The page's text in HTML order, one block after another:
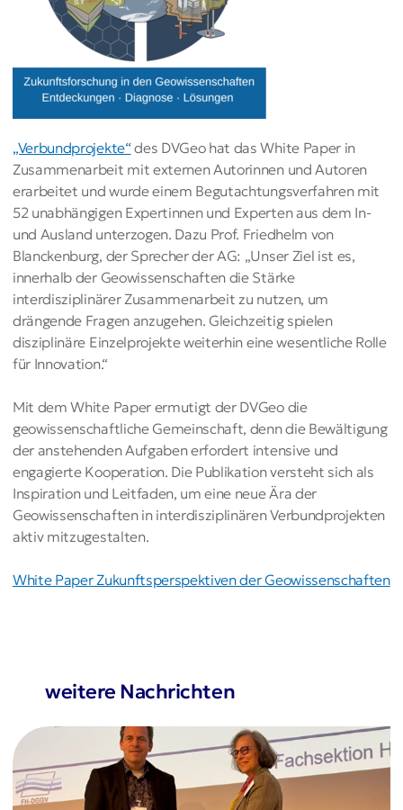
„Verbundprojekte“des DVGeo hat das White Paper in
Zusammenarbeit mit externen Autorinnen und Autoren
erarbeitet und wurde einem Begutachtungsverfahren mit
52 unabhängigen Expertinnen und Experten aus dem In-
und Ausland unterzogen. Dazu Prof. Friedhelm von
Blanckenburg, der Sprecher der AG: „Unser Ziel ist es,
innerhalb der Geowissenschaften die Stärke
interdisziplinärer Zusammenarbeit zu nutzen, um
drängende Fragen anzugehen. Gleichzeitig spielen
disziplinäre Einzelprojekte weiterhin eine wesentliche Rolle
für Innovation.“
Mit dem White Paper ermutigt der DVGeo die
geowissenschaftliche Gemeinschaft, denn die Bewältigung
der anstehenden Aufgaben erfordert intensive und
engagierte Kooperation. Die Publikation versteht sich als
Inspiration und Leitfaden, um eine neue Ära der
Geowissenschaften in interdisziplinären Verbundprojekten
aktiv mitzugestalten.
White Paper Zukunftsperspektiven der Geowissenschaften
weitere Nachrichten